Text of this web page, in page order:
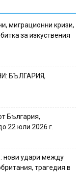
миграционни кризи,
за изкуствения
БЪЛГАРИЯ,
България,
22 юли 2026 г.
нови удари между
трагедия в